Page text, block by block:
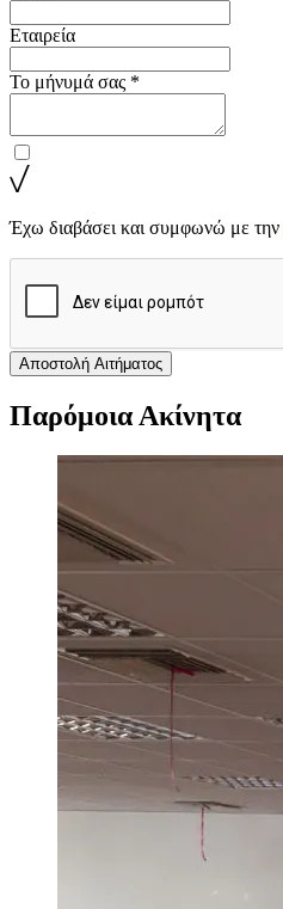
Εταιρεία
Το μήνυμά σας *
Έχω διαβάσει και συμφωνώ με την
Αποστολή Αιτήματος
Παρόμοια Ακίνητα